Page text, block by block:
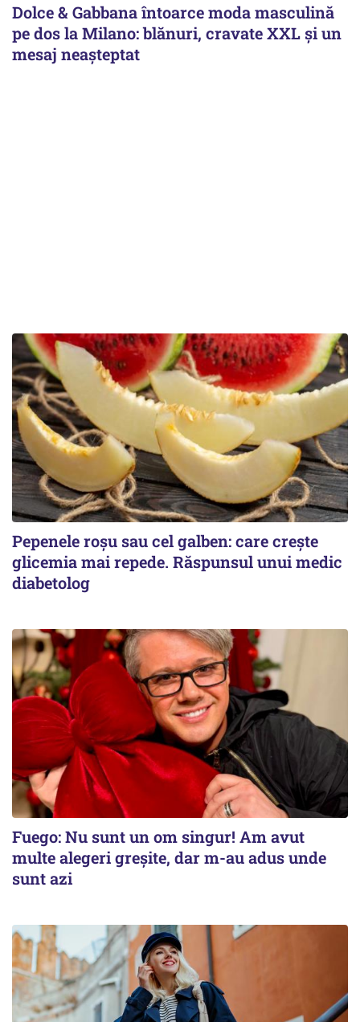
Dolce & Gabbana întoarce moda masculină
pe dos la Milano: blănuri, cravate XXL și un
mesaj neașteptat
Pepenele roșu sau cel galben: care crește
glicemia mai repede. Răspunsul unui medic
diabetolog
Fuego: Nu sunt un om singur! Am avut
multe alegeri greșite, dar m-au adus unde
sunt azi